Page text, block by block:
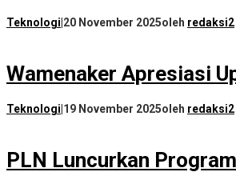
Teknologi 20 November 2025oleh redaksi2
Wamenaker Apresiasi
Teknologi 19 November 2025oleh redaksi2
PLN Luncurkan